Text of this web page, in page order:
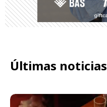
Últimas noticias